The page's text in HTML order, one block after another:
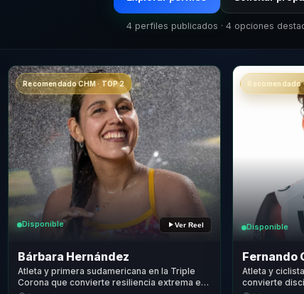
4 perfiles publicados · 4 opciones
Recomendado CHM · TOP 2
Disponible Ver Reel
Bárbara Hernández
Atleta y primera sudamericana en la Triple
Corona que convierte resiliencia extrema en
Recomendado
Disponible
Fernando
Atleta y
convierte